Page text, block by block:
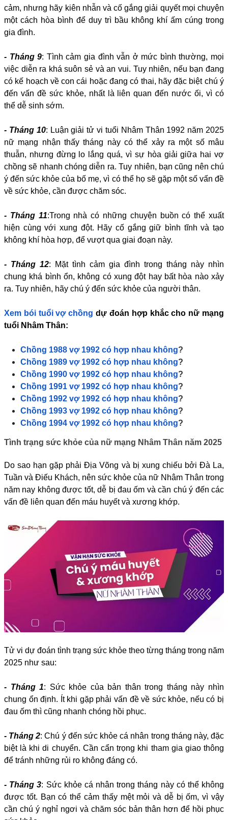
cảm, nhưng hãy kiên nhẫn và cố gắng giải quyết mọi chuyện
một cách hòa bình để duy trì bầu không khí ấm cúng trong
gia đình.
- Tháng 9: Tình cảm gia đình vẫn ở mức bình thường, mọi
việc diễn ra khá suôn sẻ và an vui. Tuy nhiên, nếu bạn đang
có kế hoạch về con cái hoặc đang có thai, hãy đặc biệt chú ý
đến vấn đề sức khỏe, nhất là liên quan đến nước ối, vì có
thể dễ sinh sớm.
- Tháng 10: Luận giải tử vi tuổi Nhâm Thân 1992 năm 2025
nữ mạng nhận thấy tháng này có thể xảy ra một số mâu
thuẫn, nhưng đừng lo lắng quá, vì sự hòa giải giữa hai vợ
chồng sẽ nhanh chóng diễn ra. Tuy nhiên, bạn cũng nên chú
ý đến sức khỏe của bố mẹ, vì có thể họ sẽ gặp một số vấn đề
về sức khỏe, cần được chăm sóc.
- Tháng 11:Trong nhà có những chuyện buồn có thể xuất
hiện cùng với xung đột. Hãy cố gắng giữ bình tĩnh và tạo
không khí hòa hợp, để vượt qua giai đoạn này.
- Tháng 12: Mặt tình cảm gia đình trong tháng này nhìn
chung khá bình ổn, không có xung đột hay bất hòa nào xảy
ra. Tuy nhiên, hãy chú ý đến sức khỏe của người thân.
Xem bói tuổi vợ chồng dự đoán hợp khắc cho nữ mạng
tuổi Nhâm Thân:
Chồng 1988 vợ 1992 có hợp nhau không?
Chồng 1989 vợ 1992 có hợp nhau không?
Chồng 1990 vợ 1992 có hợp nhau không?
Chồng 1991 vợ 1992 có hợp nhau không?
Chồng 1992 vợ 1992 có hợp nhau không?
Chồng 1993 vợ 1992 có hợp nhau không?
Chồng 1994 vợ 1992 có hợp nhau không?
Tình trạng sức khỏe của nữ mạng Nhâm Thân năm 2025
Do sao hạn gặp phải Địa Võng và bị xung chiếu bởi Đà La,
Tuần và Điếu Khách, nên sức khỏe của nữ Nhâm Thân trong
năm nay không được tốt, dễ bị đau ốm và cần chú ý đến các
vấn đề liên quan đến máu huyết và xương khớp.
Tử vi dự đoán tình trạng sức khỏe theo từng tháng trong năm
2025 như sau:
- Tháng 1: Sức khỏe của bản thân trong tháng này nhìn
chung ổn định. Ít khi gặp phải vấn đề về sức khỏe, nếu có bị
đau ốm thì cũng nhanh chóng hồi phục.
- Tháng 2: Chú ý đến sức khỏe cá nhân trong tháng này, đặc
biệt là khi di chuyển. Cần cẩn trọng khi tham gia giao thông
để tránh những rủi ro không đáng có.
- Tháng 3: Sức khỏe cá nhân trong tháng này có thể không
được tốt. Bạn có thể cảm thấy mệt mỏi và dễ bị ốm, vì vậy
cần chú ý nghỉ ngơi và chăm sóc bản thân hơn để hồi phục